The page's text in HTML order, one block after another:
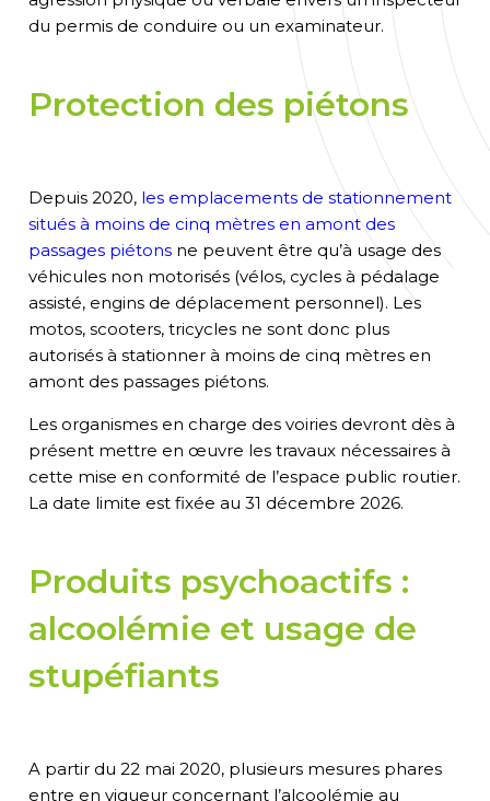
du permis de conduire ou un examinateur.
Protection des piétons
Depuis2020, les emplacements de stationnement
situés à moins de cinq mètres en amont des
passages piétonsne peuvent être qu’à usage des
véhicules non motorisés (vélos, cycles à pédalage
assisté, engins de déplacement personnel). Les
motos, scooters, tricycles ne sont donc plus
autorisés à stationner à moins de cinq mètres en
amont des passages piétons.
Les organismes en charge des voiries devront dès à
présent mettre en œuvre les travaux nécessaires à
cette mise en conformité de l’espace public routier.
La date limite est fixée au 31 décembre 2026.
Produits psychoactifs :
alcoolémie et usage de
stupéfiants
A partir du 22 mai 2020, plusieurs mesures phares
entre en vigueur concernant l’alcoolémie au